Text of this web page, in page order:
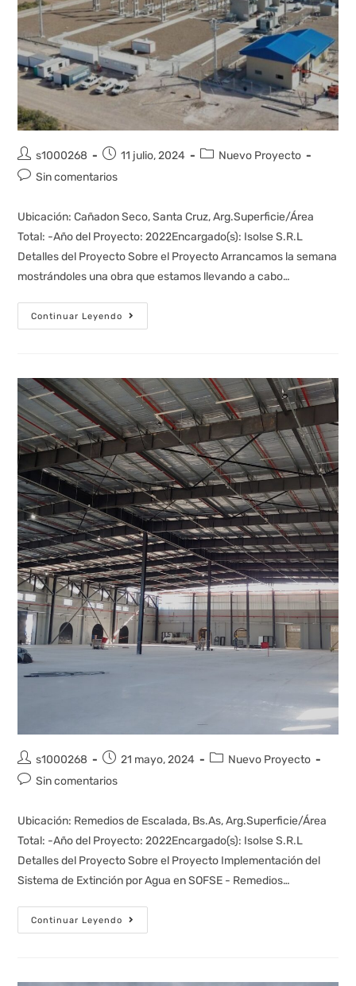
s1000268 11 julio, 2024
Nuevo Proyecto
Sin comentarios
Ubicación: Cañadon Seco, Santa Cruz, Arg.Superficie/Área
Total: -Año del Proyecto: 2022Encargado(s): Isolse S.R.L
Detalles del Proyecto Sobre el Proyecto Arrancamos la semana
mostrándoles una obra que estamos llevando a cabo…
Continuar Leyendo
s1000268 21 mayo, 2024
Nuevo Proyecto
Sin comentarios
Ubicación: Remedios de Escalada, Bs.As, Arg.Superficie/Área
Total: -Año del Proyecto: 2022Encargado(s): Isolse S.R.L
Detalles del Proyecto Sobre el Proyecto Implementación del
Sistema de Extinción por Agua en SOFSE - Remedios…
Continuar Leyendo